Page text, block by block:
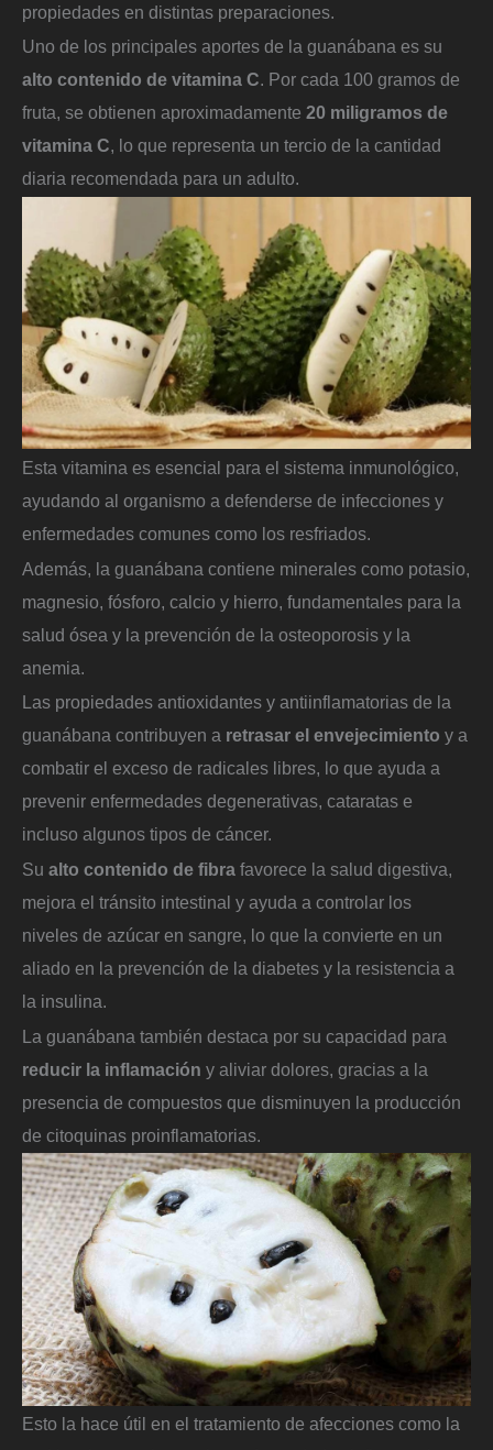
propiedades en distintas preparaciones.
Uno de los principales aportes de la guanábana es su
alto contenido de vitamina C. Por cada 100 gramos de
fruta, se obtienen aproximadamente 20 miligramos de
vitamina C, lo que representa un tercio de la cantidad
diaria recomendada para un adulto.
Esta vitamina es esencial para el sistema inmunológico,
ayudando al organismo a defenderse de infecciones y
enfermedades comunes como los resfriados.
Además, la guanábana contiene minerales como potasio,
magnesio, fósforo, calcio y hierro, fundamentales para la
salud ósea y la prevención de la osteoporosis y la
anemia.
Las propiedades antioxidantes y antiinflamatorias de la
guanábana contribuyen a retrasar el envejecimiento y a
combatir el exceso de radicales libres, lo que ayuda a
prevenir enfermedades degenerativas, cataratas e
incluso algunos tipos de cáncer.
Su alto contenido de fibra favorece la salud digestiva,
mejora el tránsito intestinal y ayuda a controlar los
niveles de azúcar en sangre, lo que la convierte en un
aliado en la prevención de la diabetes y la resistencia a
la insulina.
La guanábana también destaca por su capacidad para
reducir la inflamación y aliviar dolores, gracias a la
presencia de compuestos que disminuyen la producción
de citoquinas proinflamatorias.
Esto la hace útil en el tratamiento de afecciones como la